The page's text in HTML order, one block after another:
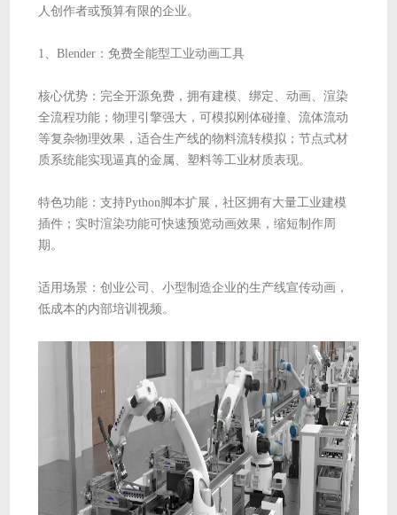
人创作者或预算有限的企业。
1、Blender：免费全能型工业动画工具
核心优势：完全开源免费，拥有建模、绑定、动画、渲染
全流程功能；物理引擎强大，可模拟刚体碰撞、流体流动
等复杂物理效果，适合生产线的物料流转模拟；节点式材
质系统能实现逼真的金属、塑料等工业材质表现。
特色功能：支持Python脚本扩展，社区拥有大量工业建模
插件；实时渲染功能可快速预览动画效果，缩短制作周
期。
适用场景：创业公司、小型制造企业的生产线宣传动画，
低成本的内部培训视频。